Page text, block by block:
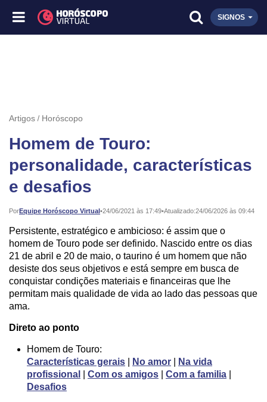
SIGNOS
Artigos Horóscopo
Homem de Touro:
personalidade, características
e desafios
PorEquipe Horóscopo Virtual•
Publicado: 24/06/2021 às 17:49•Atualizado:24/06/2026 às 09:44
Persistente, estratégico e ambicioso: é assim que o
homem de Touro pode ser definido. Nascido entre os dias
21 de abril e 20 de maio, o taurino é um homem que não
desiste dos seus objetivos e está sempre em busca de
conquistar condições materiais e financeiras que lhe
permitam mais qualidade de vida ao lado das pessoas que
ama.
Direto ao ponto
Homem de Touro:
Características gerais
No amor
Na vida
profissional
Com os amigos Com a familia
Desafios